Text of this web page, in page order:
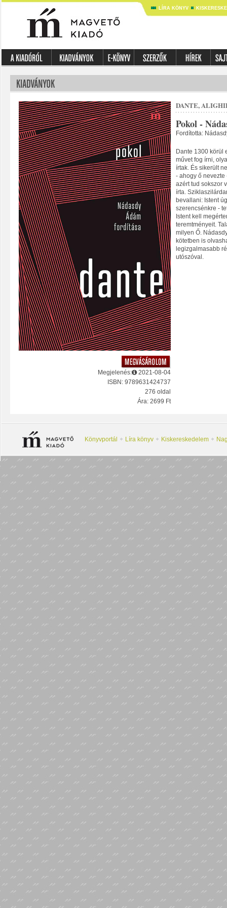
LÍRA KÖNYV
Megjelenés:
2021-08-04
ISBN: 9789631424737
276 oldal
Ára: 2699 Ft
DANTE,
Pokol -
Fordította:
Dante 1300 körül
művet fog írni,
írtak. És sikerült
- ahogy ő nevezte
azért tud sokszor
írta.
bevallani: Istent
szerencsénkre -
Istent kell
teremtményeit.
milyen Ő.
kötetben is
legizgalmasabb
utószóval.
Könyvportál Líra könyv Kiskereskedelem